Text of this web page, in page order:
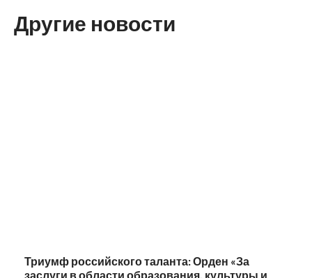
Другие новости
Триумф российского таланта: Орден «За
заслуги в области образования, культуры и